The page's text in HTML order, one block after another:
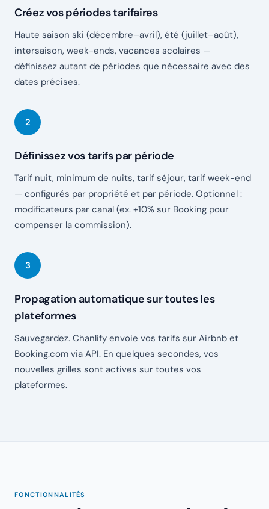
Créez vos périodes tarifaires
Haute saison ski (décembre–avril), été (juillet–août),
intersaison, week-ends, vacances scolaires —
définissez autant de périodes que nécessaire avec des
dates précises.
Définissez vos tarifs par période
Tarif nuit, minimum de nuits, tarif séjour, tarif week-end
— configurés par propriété et par période. Optionnel :
modificateurs par canal (ex. +10% sur Booking pour
compenser la commission).
Propagation automatique sur toutes les
plateformes
Sauvegardez. Chanlify envoie vos tarifs sur Airbnb et
Booking.com via API. En quelques secondes, vos
nouvelles grilles sont actives sur toutes vos
plateformes.
FONCTIONNALITÉS